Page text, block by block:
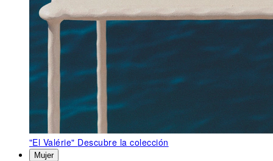
"El Valérie" Descubre la colección
Mujer